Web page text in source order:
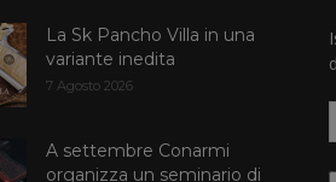
La Sk Pancho Villa in una
variante inedita
7 Agosto 2026
A settembre Conarmi
organizza un seminario di